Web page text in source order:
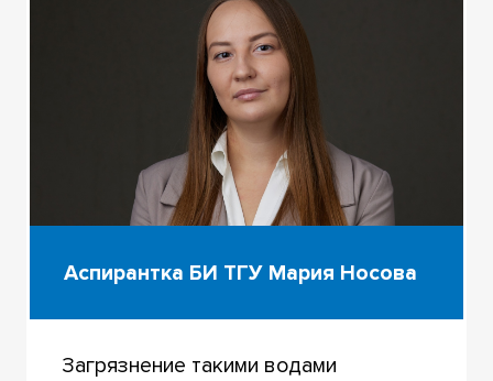
Аспирантка БИ ТГУ Мария Носова
Загрязнение такими водами